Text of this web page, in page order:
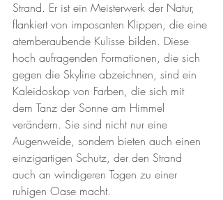
Strand. Er ist ein Meisterwerk der Natur,
flankiert von imposanten Klippen, die eine
atemberaubende Kulisse bilden. Diese
hoch aufragenden Formationen, die sich
gegen die Skyline abzeichnen, sind ein
Kaleidoskop von Farben, die sich mit
dem Tanz der Sonne am Himmel
verändern. Sie sind nicht nur eine
Augenweide, sondern bieten auch einen
einzigartigen Schutz, der den Strand
auch an windigeren Tagen zu einer
ruhigen Oase macht.